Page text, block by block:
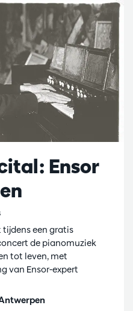
Ensor
tijdens een gratis
de pianomuziek
tot leven, met
van Ensor-expert